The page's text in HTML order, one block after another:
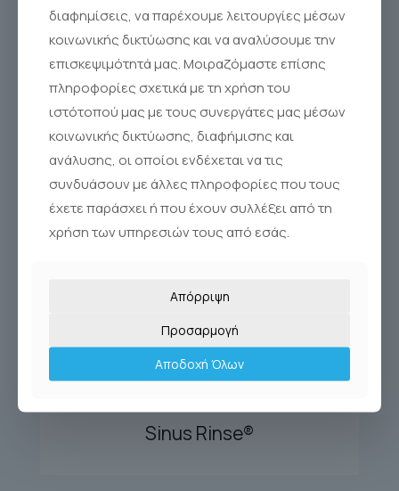
Sinus Rinse®
διαφημίσεις, να παρέχουμε λειτουργίες μέσων
κοινωνικής δικτύωσης και να αναλύσουμε την
επισκεψιμότητά μας. Μοιραζόμαστε επίσης
πληροφορίες σχετικά με τη χρήση του
ιστότοπού μας με τους συνεργάτες μας μέσων
κοινωνικής δικτύωσης, διαφήμισης και
ανάλυσης, οι οποίοι ενδέχεται να τις
συνδυάσουν με άλλες πληροφορίες που τους
έχετε παράσχει ή που έχουν συλλέξει από τη
χρήση των υπηρεσιών τους από εσάς.
Απόρριψη
Προσαρμογή
Αποδοχή Όλων